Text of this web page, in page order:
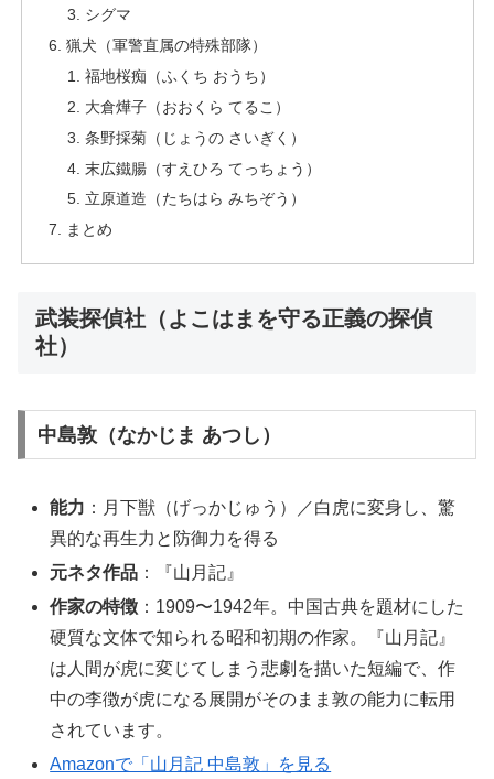
シグマ
猟犬（軍警直属の特殊部隊）
福地桜痴（ふくち おうち）
大倉燁子（おおくら てるこ）
条野採菊（じょうの さいぎく）
末広鐵腸（すえひろ てっちょう）
立原道造（たちはら みちぞう）
まとめ
武装探偵社（よこはまを守る正義の探偵
社）
中島敦（なかじま あつし）
能力 ：月下獣（げっかじゅう）／白虎に変身し、驚
異的な再生力と防御力を得る
元ネタ作品 ：『山月記』
作家の特徴 ：1909〜1942年。中国古典を題材にした
硬質な文体で知られる昭和初期の作家。『山月記』
は人間が虎に変じてしまう悲劇を描いた短編で、作
中の李徴が虎になる展開がそのまま敦の能力に転用
されています。
Amazonで「山月記 中島敦」を見る